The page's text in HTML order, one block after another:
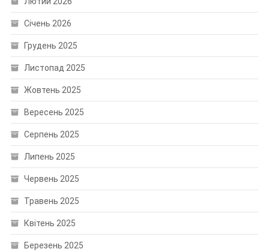
Січень 2026
Грудень 2025
Листопад 2025
Жовтень 2025
Вересень 2025
Серпень 2025
Липень 2025
Червень 2025
Травень 2025
Квітень 2025
Березень 2025